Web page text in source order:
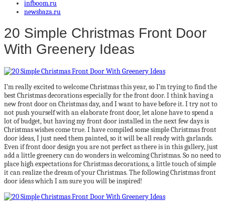
infboom.ru
newsbaza.ru
20 Simple Christmas Front Door
With Greenery Ideas
I’m really excited to welcome Christmas this year, so I’m trying to find the
best Christmas decorations especially for the front door. I think having a
new front door on Christmas day, and I want to have before it. I try not to
not push yourself with an elaborate front door, let alone have to spend a
lot of budget, but having my front door installed in the next few days is
Christmas wishes come true. I have compiled some simple Christmas front
door ideas, I just need them painted, so it will be all ready with garlands.
Even if front door design you are not perfect as there is in this gallery, just
add a little greenery can do wonders in welcoming Christmas. So no need to
place high expectations for Christmas decorations, a little touch of simple
it can realize the dream of your Christmas. The following Christmas front
door ideas which I am sure you will be inspired!